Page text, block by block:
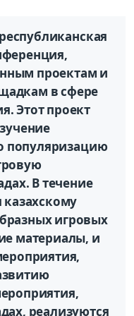
проектам и
в сфере
Этот проект
популяризацию
В течение
казахскому
игровых
материалы, и
реализуются